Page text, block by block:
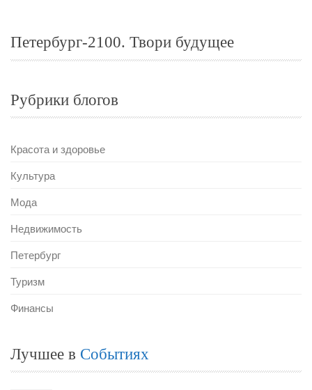
Петербург-2100. Твори будущее
Рубрики блогов
Красота и здоровье
Культура
Мода
Недвижимость
Петербург
Туризм
Финансы
Лучшее в Событиях